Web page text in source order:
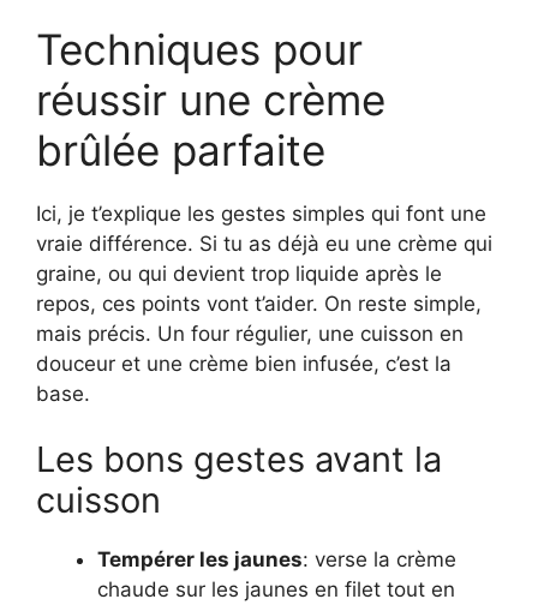
Techniques pour
réussir une crème
brûlée parfaite
Ici, je t’explique les gestes simples qui font une
vraie différence. Si tu as déjà eu une crème qui
graine, ou qui devient trop liquide après le
repos, ces points vont t’aider. On reste simple,
mais précis. Un four régulier, une cuisson en
douceur et une crème bien infusée, c’est la
base.
Les bons gestes avant la
cuisson
Tempérer les jaunes: verse la crème
chaude sur les jaunes en filet tout en